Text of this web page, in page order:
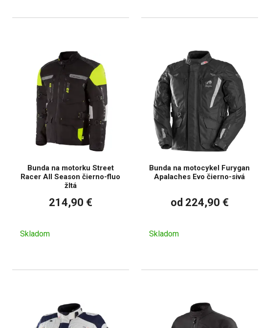
Bunda na motorku Street
Racer All Season čierno-fluo
žltá
214,90 €
Skladom
Bunda na motocykel Furygan
Apalaches Evo čierno-sivá
od 224,90 €
Skladom